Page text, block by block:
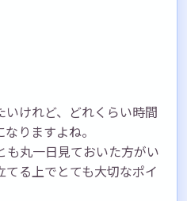
いけれど、どれくらい時間
りますよね。
丸一日見ておいた方がい
る上でとても大切なポイ